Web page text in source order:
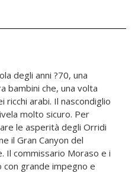
degli anni ?70, una
bambini che, una volta
ricchi arabi. Il nascondiglio
molto sicuro. Per
le asperità degli Orridi
il Gran Canyon del
Il commissario Moraso e i
con grande impegno e